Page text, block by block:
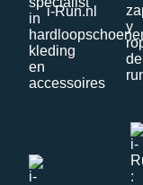
i-Run.nl